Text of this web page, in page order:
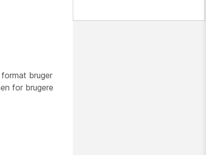
bruger
for brugere